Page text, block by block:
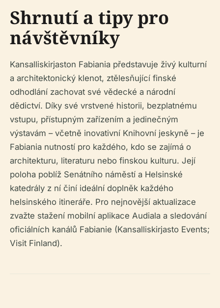
Shrnutí a tipy pro
návštěvníky
Kansalliskirjaston Fabiania představuje živý kulturní
a architektonický klenot, ztělesňující finské
odhodlání zachovat své vědecké a národní
dědictví. Díky své vrstvené historii, bezplatnému
vstupu, přístupným zařízením a jedinečným
výstavám – včetně inovativní Knihovní jeskyně – je
Fabiania nutností pro každého, kdo se zajímá o
architekturu, literaturu nebo finskou kulturu. Její
poloha poblíž Senátního náměstí a Helsinské
katedrály z ní činí ideální doplněk každého
helsinského itineráře. Pro nejnovější aktualizace
zvažte stažení mobilní aplikace Audiala a sledování
oficiálních kanálů Fabianie (Kansalliskirjasto Events;
Visit Finland).